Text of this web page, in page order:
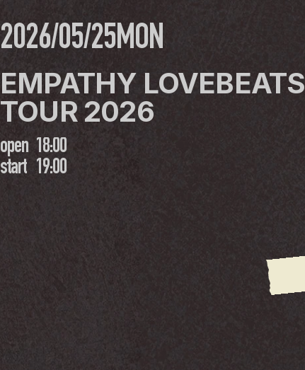
2026/05/25MON
EMPATHY LOVEBEATS
TOUR 2026
open 18:00
start 19:00